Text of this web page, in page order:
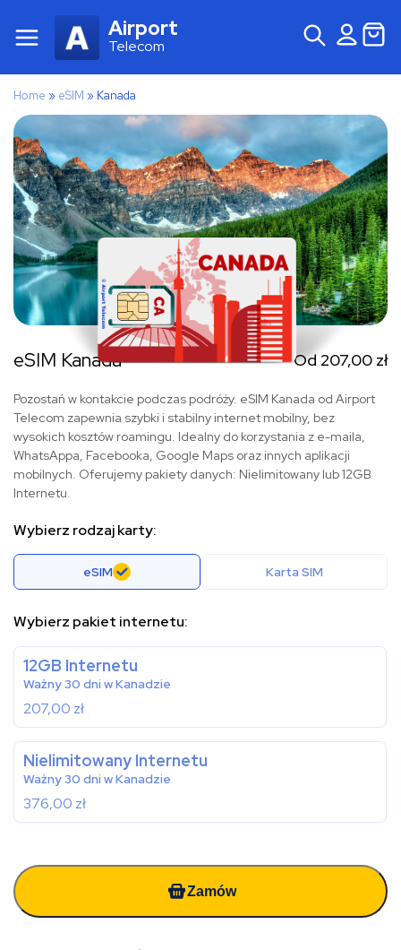
Airport
Telecom
Home » eSIM » Kanada
eSIM Kanada Od 207,00 zł
Pozostań w kontakcie podczas podróży. eSIM Kanada od Airport
Telecom zapewnia szybki i stabilny internet mobilny, bez
wysokich kosztów roamingu. Idealny do korzystania z e-maila,
WhatsAppa, Facebooka, Google Maps oraz innych aplikacji
mobilnych. Oferujemy pakiety danych: Nielimitowany lub 12GB
Internetu.
Wybierz rodzaj karty:
eSIM Karta SIM
Wybierz pakiet internetu:
12GB Internetu
Ważny 30 dni w Kanadzie
207,00 zł
Nielimitowany Internetu
Ważny 30 dni w Kanadzie
376,00 zł
Zamów